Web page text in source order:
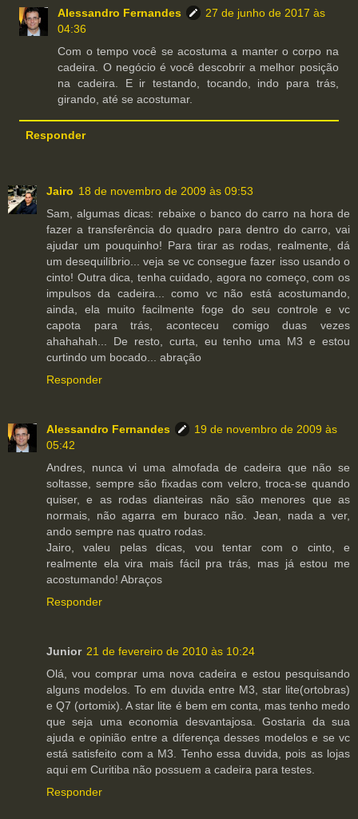
Alessandro Fernandes
27 de junho de 2017 às
04:36
Com o tempo você se acostuma a manter o corpo na
cadeira. O negócio é você descobrir a melhor posição
na cadeira. E ir testando, tocando, indo para trás,
girando, até se acostumar.
Responder
Jairo 18 de novembro de 2009 às 09:53
Sam, algumas dicas: rebaixe o banco do carro na hora de
fazer a transferência do quadro para dentro do carro, vai
ajudar um pouquinho! Para tirar as rodas, realmente, dá
um desequilíbrio... veja se vc consegue fazer isso usando o
cinto! Outra dica, tenha cuidado, agora no começo, com os
impulsos da cadeira... como vc não está acostumando,
ainda, ela muito facilmente foge do seu controle e vc
capota para trás, aconteceu comigo duas vezes
ahahahah... De resto, curta, eu tenho uma M3 e estou
curtindo um bocado... abração
Responder
Alessandro Fernandes
19 de novembro de 2009 às
05:42
Andres, nunca vi uma almofada de cadeira que não se
soltasse, sempre são fixadas com velcro, troca-se quando
quiser, e as rodas dianteiras não são menores que as
normais, não agarra em buraco não. Jean, nada a ver,
ando sempre nas quatro rodas.
Jairo, valeu pelas dicas, vou tentar com o cinto, e
realmente ela vira mais fácil pra trás, mas já estou me
acostumando! Abraços
Responder
Junior 21 de fevereiro de 2010 às 10:24
Olá, vou comprar uma nova cadeira e estou pesquisando
alguns modelos. To em duvida entre M3, star lite(ortobras)
e Q7 (ortomix). A star lite é bem em conta, mas tenho medo
que seja uma economia desvantajosa. Gostaria da sua
ajuda e opinião entre a diferença desses modelos e se vc
está satisfeito com a M3. Tenho essa duvida, pois as lojas
aqui em Curitiba não possuem a cadeira para testes.
Responder